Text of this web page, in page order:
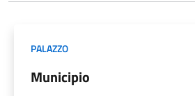
PALAZZO
Municipio